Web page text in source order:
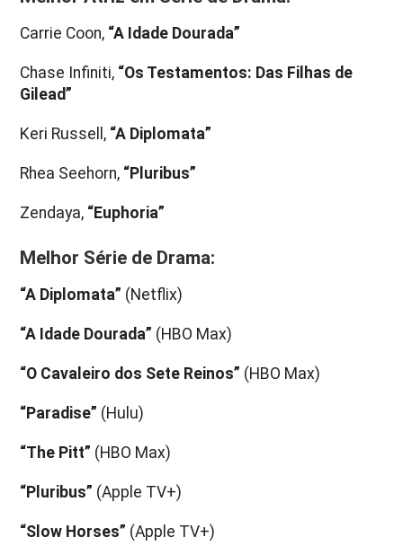
Carrie Coon, “A Idade Dourada”
Chase Infiniti, “Os Testamentos: Das Filhas de
Gilead”
Keri Russell, “A Diplomata”
Rhea Seehorn, “Pluribus”
Zendaya, “Euphoria”
Melhor Série de Drama:
“A Diplomata” (Netflix)
“A Idade Dourada” (HBO Max)
“O Cavaleiro dos Sete Reinos” (HBO Max)
“Paradise” (Hulu)
“The Pitt” (HBO Max)
“Pluribus” (Apple TV+)
“Slow Horses” (Apple TV+)